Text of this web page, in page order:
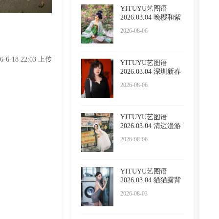
YITUYU艺图语
2026.03.04 晚樱和紫
2026-08-06
YITUYU艺图语
2026.03.04 深圳新春
2026-08-06
YITUYU艺图语
2026.03.04 清迈漫游
2026-08-06
YITUYU艺图语
2026.03.04 猫猫露背
2026-08-03
6-18 22:03 上传